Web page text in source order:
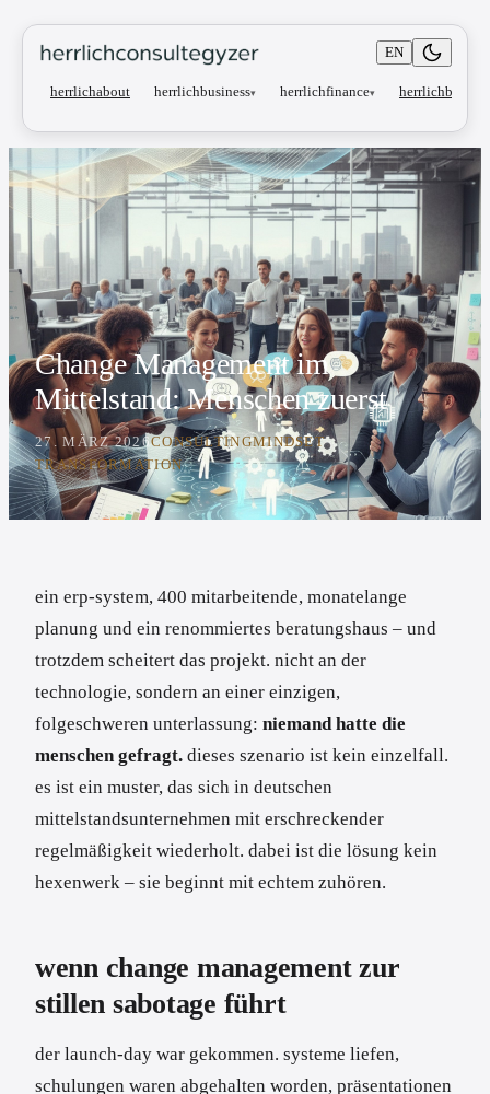
herrlichabout herrlichbusiness▾ herrlichfinance▾ herrlichblog
EN
Change Management im
Mittelstand: Menschen zuerst
27. MÄRZ 2026CONSULTINGMINDSET
TRANSFORMATION
ein erp-system, 400 mitarbeitende, monatelange
planung und ein renommiertes beratungshaus – und
trotzdem scheitert das projekt. nicht an der
technologie, sondern an einer einzigen,
folgeschweren unterlassung: niemand hatte die
menschen gefragt. dieses szenario ist kein einzelfall.
es ist ein muster, das sich in deutschen
mittelstandsunternehmen mit erschreckender
regelmäßigkeit wiederholt. dabei ist die lösung kein
hexenwerk – sie beginnt mit echtem zuhören.
wenn change management zur
stillen sabotage führt
der launch-day war gekommen. systeme liefen,
schulungen waren abgehalten worden, präsentationen